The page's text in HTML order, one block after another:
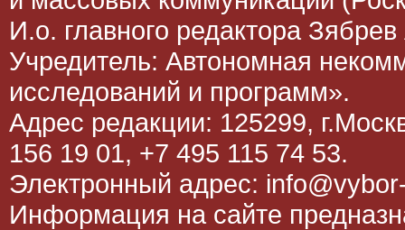
И.о. главного редактора
Учредитель: Автономная
исследований и программ».
Адрес редакции: 125299,
156 19 01, +7 495 115 74 53.
Электронный адрес:
Информация на сайте